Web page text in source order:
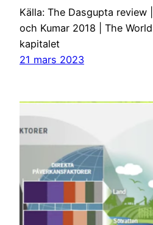
Källa: The Dasgupta review
och Kumar 2018 | The
kapitalet
21 mars 2023